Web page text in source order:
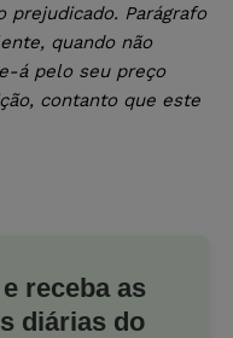
Parágrafo
quando não
á pelo seu preço
contanto que este
receba as
diárias do